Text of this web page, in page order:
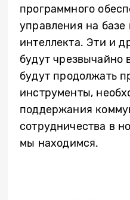
программного
управления на базе
интеллекта. Эти и
будут чрезвычайно
будут продолжать
инструменты,
поддержания
сотрудничества в
мы находимся.